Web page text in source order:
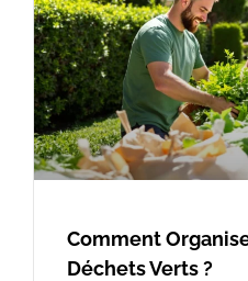
Comment
Déchets Verts ?